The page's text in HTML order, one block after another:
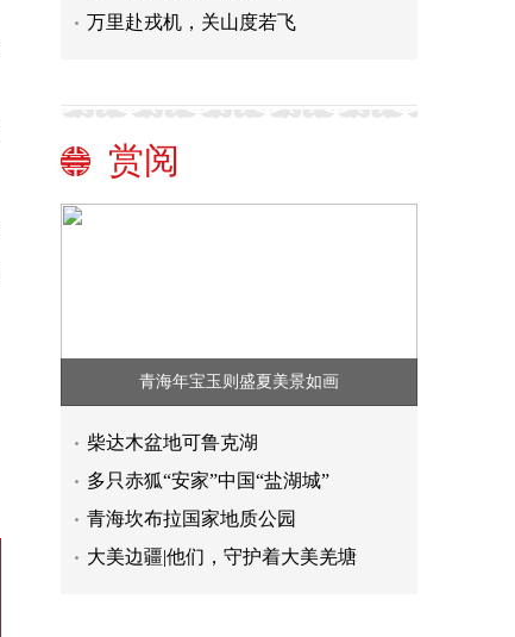
万里赴戎机，关山度若飞
赏阅
青海年宝玉则盛夏美景如画
柴达木盆地可鲁克湖
多只赤狐“安家”中国“盐湖城”
青海坎布拉国家地质公园
大美边疆|他们，守护着大美羌塘